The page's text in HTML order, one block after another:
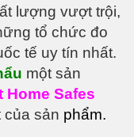
lượng vượt trội,
tổ chức đo
tế uy tín nhất.
một sản
Home Safes
sản phẩm.